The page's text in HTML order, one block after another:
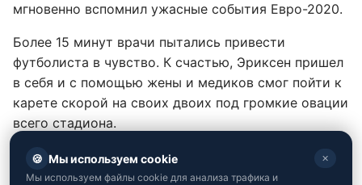
мгновенно вспомнил ужасные события Евро-2020.
Более 15 минут врачи пытались привести
футболиста в чувство. К счастью, Эриксен пришел
в себя и с помощью жены и медиков смог пойти к
карете скорой на своих двоих под громкие овации
всего стадиона.
После этого норвежский арбитр Сигурд Кринстад
дал досрочный свисток о завершении поединка.
🍪 Мы используем cookie ✕
Мы используем файлы cookie для анализа трафика и